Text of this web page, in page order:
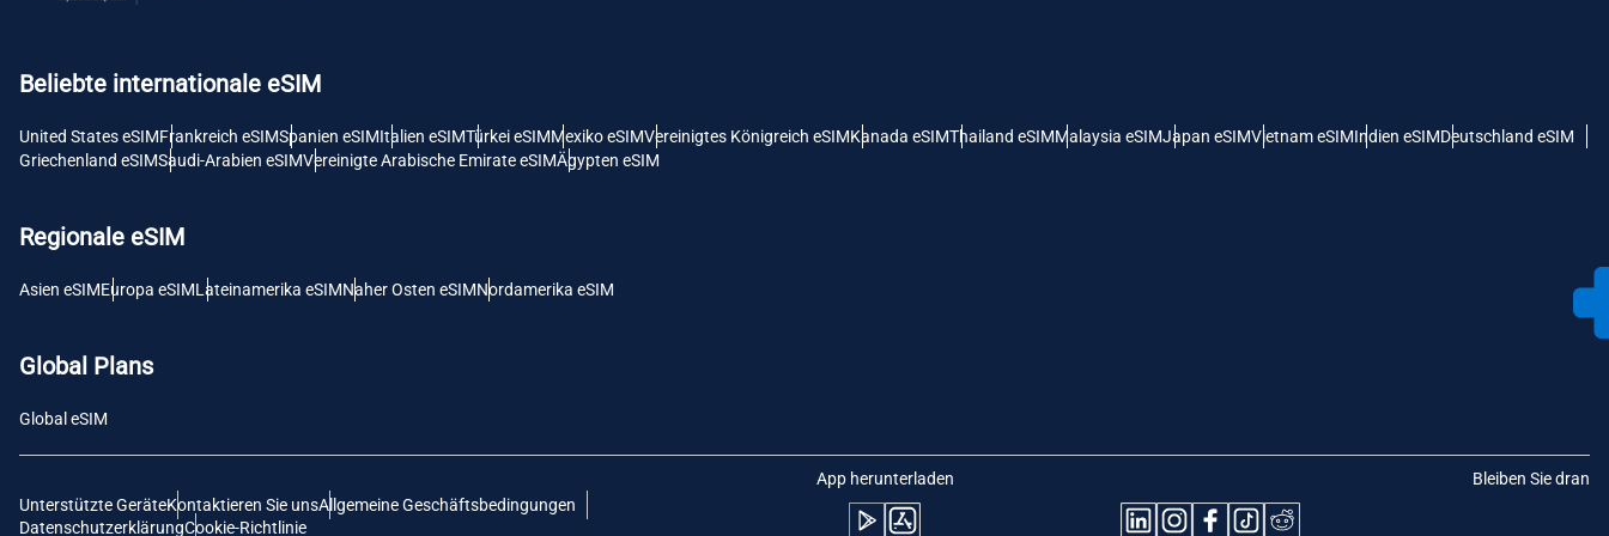
Beliebte internationale eSIM
United States eSIMFrankreich eSIMSpanien eSIMItalien eSIMTürkei eSIMMexiko eSIMVereinigtes Königreich eSIMKanada eSIMThailand eSIMMalaysia eSIMJapan eSIMVietnam eSIMIndien eSIMDeutschland eSIM
Griechenland eSIMSaudi-Arabien eSIMVereinigte Arabische Emirate eSIMÄgypten eSIM
Regionale eSIM
Asien eSIMEuropa eSIMLateinamerika eSIMNaher Osten eSIMNordamerika eSIM
Global Plans
Global eSIM
Unterstützte GeräteKontaktieren Sie unsAllgemeine Geschäftsbedingungen
DatenschutzerklärungCookie-Richtlinie
App herunterladen Bleiben Sie dran
Deutsch
Polski Português
THB - Thailändischer Baht